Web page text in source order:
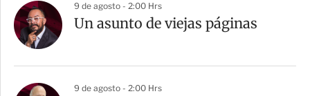
9 de agosto - 2:00 Hrs
Un asunto de viejas páginas
9 de agosto - 2:00 Hrs